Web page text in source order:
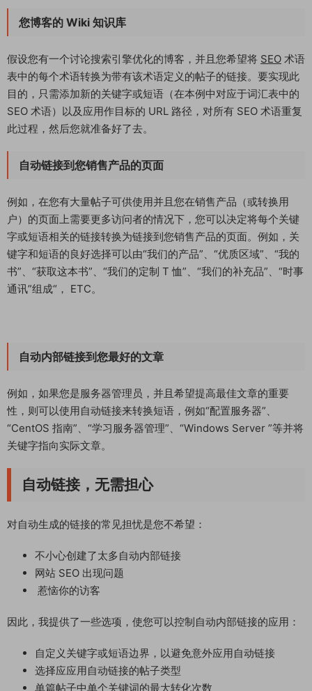
您博客的 Wiki 知识库
假设您有一个讨论搜索引擎优化的博客，并且您希望将 SEO 术语
表中的每个术语转换为带有该术语定义的帖子的链接。要实现此
目的，只需添加新的关键字或短语（在本例中对应于词汇表中的
SEO 术语）以及应用作目标的 URL 路径，对所有 SEO 术语重复
此过程，然后您就准备好了去。
自动链接到您销售产品的页面
例如，在您有大量帖子可供使用并且您在销售产品（或转换用
户）的页面上需要更多访问者的情况下，您可以决定将每个关键
字或短语相关的链接转换为链接到您销售产品的页面。例如，关
键字和短语的良好选择可以由“我们的产品”、“优质区域”、“我的
书”、“获取这本书”、“我们的定制 T 恤”、“我们的补充品”、“时事
通讯”组成“， ETC。
自动内部链接到您最好的文章
例如，如果您是服务器管理员，并且希望提高最佳文章的重要
性，则可以使用自动链接来转换短语，例如“配置服务器”、
“CentOS 指南”、“学习服务器管理”、“Windows Server ”等并将
关键字指向实际文章。
自动链接，无需担心
对自动生成的链接的常见担忧是您不希望：
不小心创建了太多自动内部链接
网站 SEO 出现问题
惹恼你的访客
因此，我提供了一些选项，使您可以控制自动内部链接的应用：
自定义关键字或短语边界，以避免意外应用自动链接
选择应应用自动链接的帖子类型
单篇帖子中单个关键词的最大转化次数